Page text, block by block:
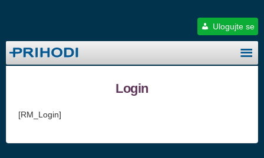
Ulogujte se
Login
[RM_Login]